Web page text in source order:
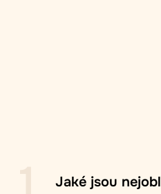
Jaké jsou